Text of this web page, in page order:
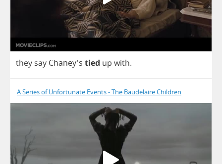
they say Chaney's tied up with.
A Series of Unfortunate Events - The Baudelaire Children